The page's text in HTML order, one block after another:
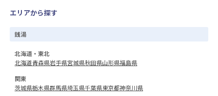
エリアから探す
銭湯
北海道・東北
北海道青森県岩手県宮城県秋田県山形県福島県
関東
茨城県栃木県群馬県埼玉県千葉県東京都神奈川県